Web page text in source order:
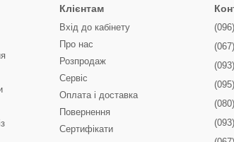
Клієнтам
Вхід до кабінету
Про нас
Розпродаж
Сервіс
Оплата і доставка
Повернення
Сертифікати